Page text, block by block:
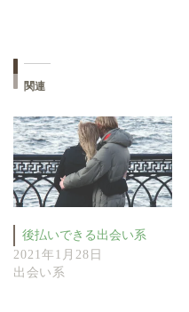
関連
後払いできる出会い系
2021年1月28日
出会い系